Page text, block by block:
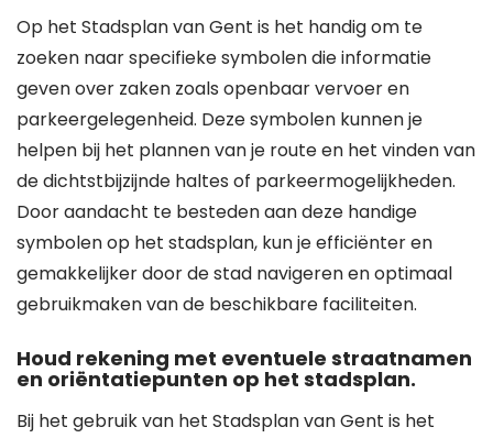
Op het Stadsplan van Gent is het handig om te
zoeken naar specifieke symbolen die informatie
geven over zaken zoals openbaar vervoer en
parkeergelegenheid. Deze symbolen kunnen je
helpen bij het plannen van je route en het vinden van
de dichtstbijzijnde haltes of parkeermogelijkheden.
Door aandacht te besteden aan deze handige
symbolen op het stadsplan, kun je efficiënter en
gemakkelijker door de stad navigeren en optimaal
gebruikmaken van de beschikbare faciliteiten.
Houd rekening met eventuele straatnamen
en oriëntatiepunten op het stadsplan.
Bij het gebruik van het Stadsplan van Gent is het